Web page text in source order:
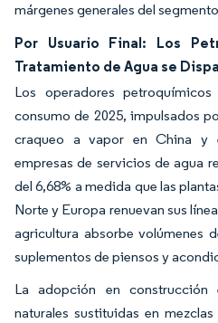
márgenes generales del
Por Usuario Final: Los
Tratamiento de Agua se
Los operadores
consumo de 2025, impulsados
craqueo a vapor en China y
empresas de servicios de agua
del 6,68% a medida que las
Norte y Europa renuevan sus
agricultura absorbe volúmenes
suplementos de piensos y
La adopción en construcción
naturales sustituidas en